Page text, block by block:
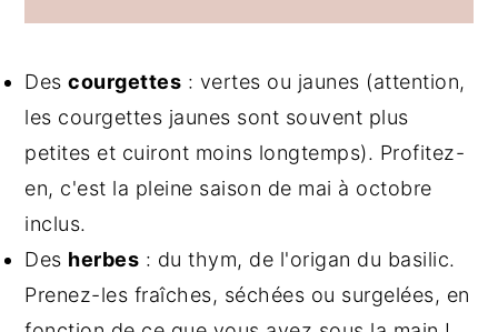
Descourgettes : vertes ou jaunes (attention,
les courgettes jaunes sont souvent plus
petites et cuiront moins longtemps). Profitez-
en, c'est la pleine saison de mai à octobre
inclus.
Des herbes : du thym, de l'origan du basilic.
Prenez-les fraîches, séchées ou surgelées, en